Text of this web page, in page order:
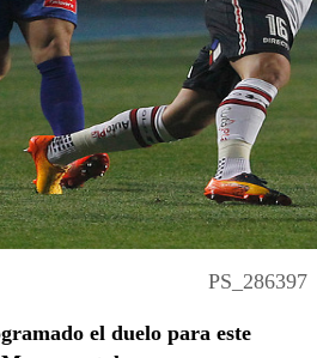
PS_286397
el duelo para este